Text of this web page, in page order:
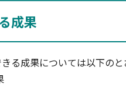
成果
る成果については以下のと